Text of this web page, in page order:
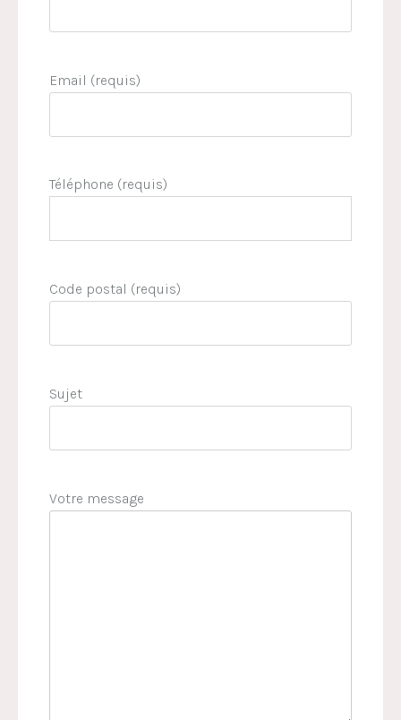
Email (requis)
Téléphone (requis)
Code postal (requis)
Sujet
Votre message